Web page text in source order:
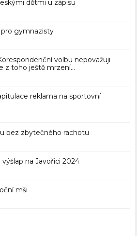
dětmi u zápisu
gymnazisty
volbu nepovažuji
z toho ještě mrzení…
reklama na sportovní
bez zbytečného rachotu
na Javořici 2024
mši